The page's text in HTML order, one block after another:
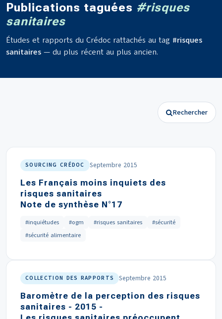
Publications taguées #risques
sanitaires
Études et rapports du Crédoc rattachés au tag #risques
sanitaires — du plus récent au plus ancien.
Rechercher
SOURCING CRÉDOC Septembre 2015
Les Français moins inquiets des
risques sanitaires
Note de synthèse N°17
#inquiétudes #ogm #risques sanitaires
#sécurité
#sécurité alimentaire
COLLECTION DES RAPPORTS Septembre 2015
Baromètre de la perception des risques
sanitaires - 2015 -